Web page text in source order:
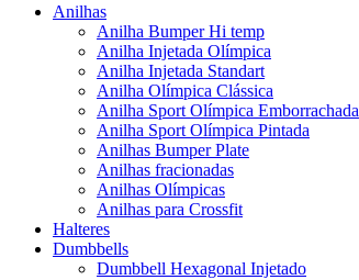
Anilhas
Anilha Bumper Hi temp
Anilha Injetada Olímpica
Anilha Injetada Standart
Anilha Olímpica Clássica
Anilha Sport Olímpica Emborrachada
Anilha Sport Olímpica Pintada
Anilhas Bumper Plate
Anilhas fracionadas
Anilhas Olímpicas
Anilhas para Crossfit
Halteres
Dumbbells
Dumbbell Hexagonal Injetado